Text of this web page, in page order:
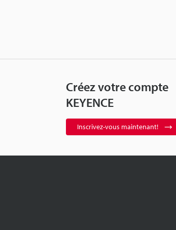
Créez votre compte
KEYENCE
Inscrivez-vous maintenant!